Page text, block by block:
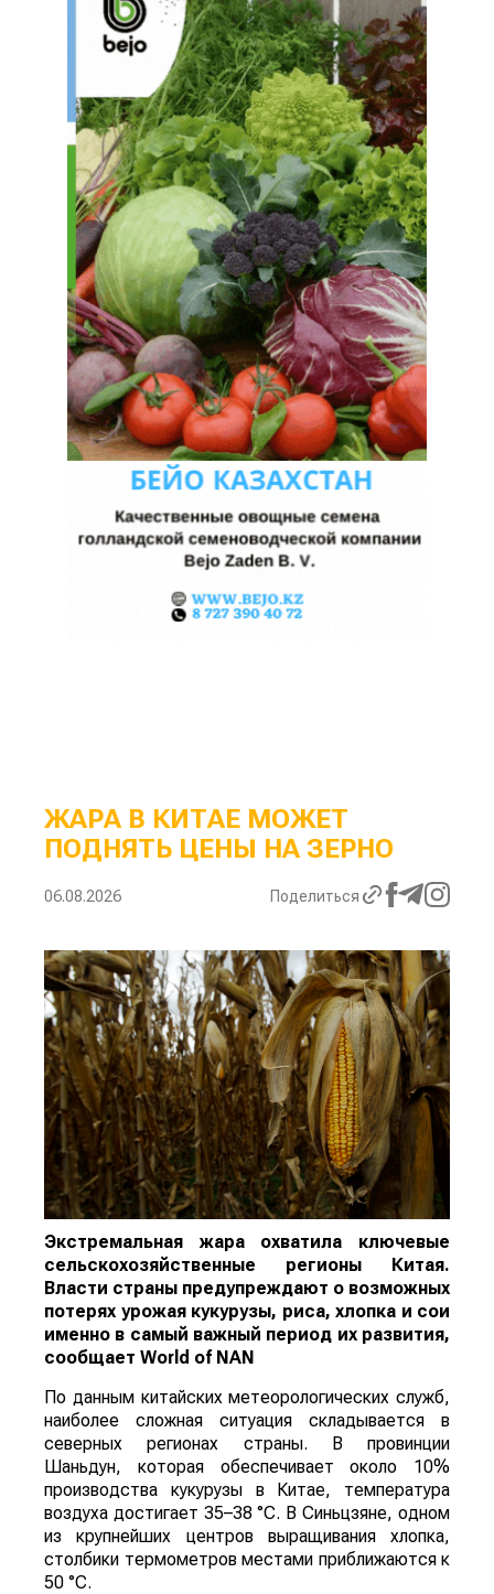
ЖАРА В КИТАЕ МОЖЕТ
ПОДНЯТЬ ЦЕНЫ НА ЗЕРНО
06.08.2026 Поделиться
Экстремальная жара охватила ключевые
сельскохозяйственные регионы Китая.
Власти страны предупреждают о возможных
потерях урожая кукурузы, риса, хлопка и сои
именно в самый важный период их развития,
сообщает World of NAN
По данным китайских метеорологических служб,
наиболее сложная ситуация складывается в
северных регионах страны. В провинции
Шаньдун, которая обеспечивает около 10%
производства кукурузы в Китае, температура
воздуха достигает 35–38 °C. В Синьцзяне, одном
из крупнейших центров выращивания хлопка,
столбики термометров местами приближаются к
50 °C.